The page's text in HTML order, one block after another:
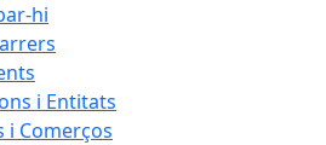
hi
i Entitats
i Comerços